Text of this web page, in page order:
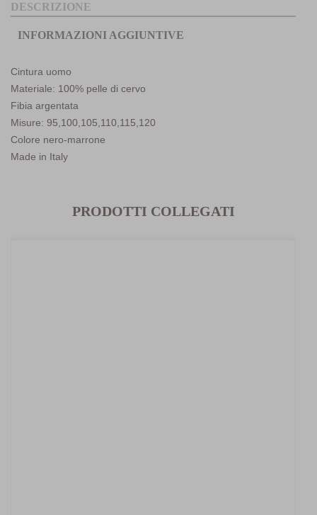
DESCRIZIONE
INFORMAZIONI AGGIUNTIVE
Cintura uomo
Materiale: 100% pelle di cervo
Fibia argentata
Misure: 95,100,105,110,115,120
Colore nero-marrone
Made in Italy
PRODOTTI COLLEGATI